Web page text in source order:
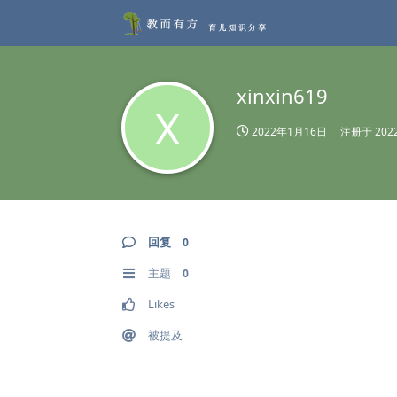
X
xinxin619
2022年1月16日 注册于
回复 0
主题 0
Likes
被提及